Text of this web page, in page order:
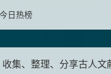
今日热榜
集、整理、分享古人文